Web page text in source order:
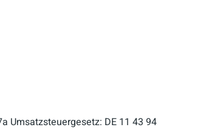
Umsatzsteuergesetz: DE 11 43 94